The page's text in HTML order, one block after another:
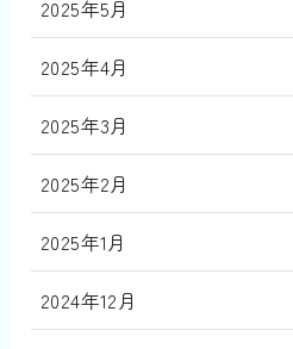
2025年5月
2025年4月
2025年3月
2025年2月
2025年1月
2024年12月